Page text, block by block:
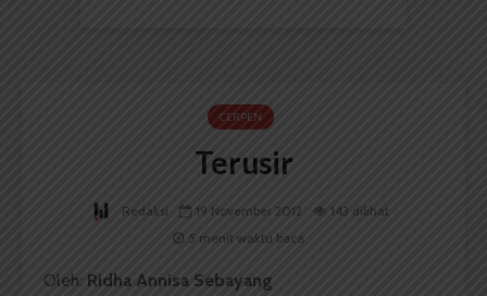
CERPEN
Terusir
Redaksi 19 November 2012
143 dilihat
5 menit waktu baca
Oleh: Ridha Annisa Sebayang